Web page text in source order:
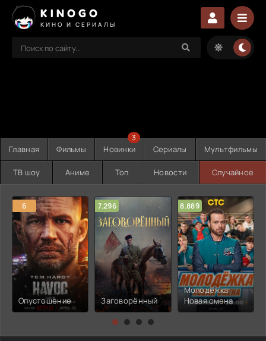
KINOGO
КИНО И СЕРИАЛЫ
Главная Фильмы Новинки
3
Сериалы Мультфильмы
ТВ шоу Аниме Топ Новости Случайное
6
Опустошение
7.296
Заговорённый
8.889
Молодёжка:
Новая смена